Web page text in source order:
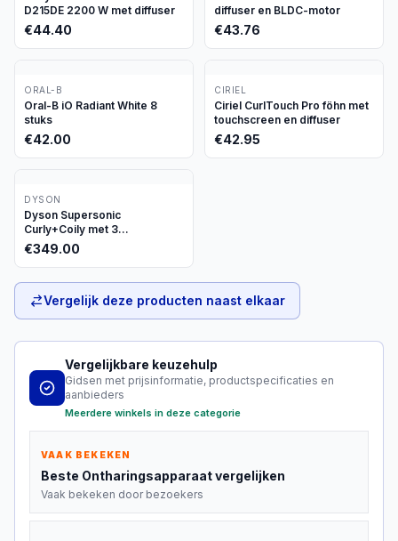
D215DE 2200 W met diffuser
€44.40
diffuser en BLDC-motor
€43.76
ORAL-B
Oral-B iO Radiant White 8
stuks
€42.00
CIRIEL
Ciriel CurlTouch Pro föhn met
touchscreen en diffuser
€42.95
DYSON
Dyson Supersonic
Curly+Coily met 3
opzetstukken
€349.00
Vergelijk deze producten naast elkaar
Vergelijkbare keuzehulp
Gidsen met prijsinformatie, productspecificaties en
aanbieders
Meerdere winkels in deze categorie
VAAK BEKEKEN
Beste Ontharingsapparaatvergelijken
Vaak bekeken door bezoekers